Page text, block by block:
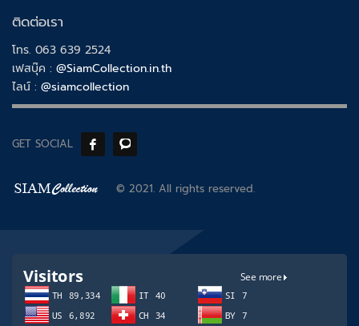
ติดต่อเรา
โทร. 063 639 2524
เฟสบุ๊ค : @SiamCollection.in.th
ไลน์ : @siamcollection
GET SOCIAL
© 2021. All rights reserved.